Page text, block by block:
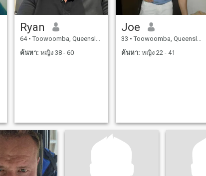
Ryan
64 • Toowoomba, Queensland, ออสเตรเลีย
ค้นหา: หญิง 38 - 60
Joe
33 • Toowoomba, Queensland, ออสเตรเลีย
ค้นหา: หญิง 22 - 41